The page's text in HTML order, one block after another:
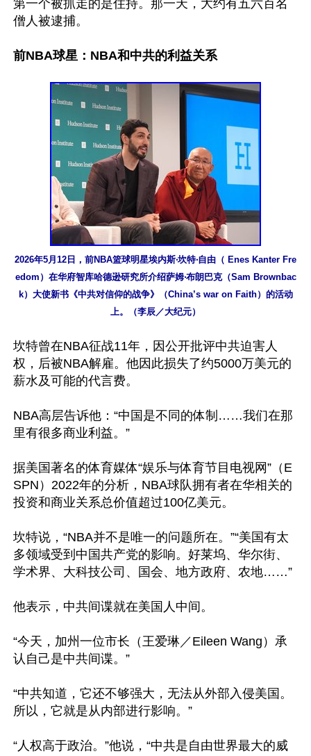
第一个被抓走的是住持。那一天，大约有五六百名
僧人被逮捕。
前NBA球星：NBA和中共的利益关系
2026年5月12日，前NBA篮球明星埃内斯‧坎特‧自由（ Enes Kanter Fre
edom）在华府智库哈德逊研究所介绍萨姆‧布朗巴克（Sam Brownbac
k）大使新书《中共对信仰的战争》（China’s war on Faith）的活动
上。（李辰／大纪元）
坎特曾在NBA征战11年，因公开批评中共迫害人
权，后被NBA解雇。他因此损失了约5000万美元的
薪水及可能的代言费。
NBA高层告诉他：“中国是不同的体制……我们在那
里有很多商业利益。”
据美国著名的体育媒体“娱乐与体育节目电视网”（E
SPN）2022年的分析，NBA球队拥有者在华相关的
投资和商业关系总价值超过100亿美元。
坎特说，“NBA并不是唯一的问题所在。”“美国有太
多领域受到中国共产党的影响。好莱坞、华尔街、
学术界、大科技公司、国会、地方政府、农地……”
他表示，中共间谍就在美国人中间。
“今天，加州一位市长（王爱琳／Eileen Wang）承
认自己是中共间谍。”
“中共知道，它还不够强大，无法从外部入侵美国。
所以，它就是从内部进行影响。”
“人权高于政治。”他说，“中共是自由世界最大的威